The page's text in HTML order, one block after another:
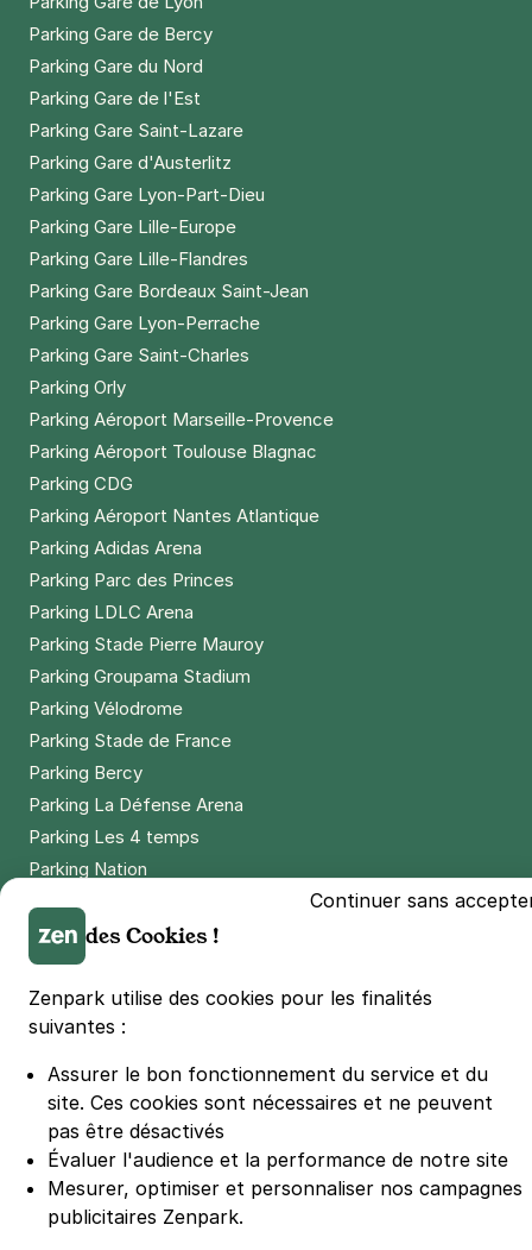
Parking Gare de Bercy
Parking Gare du Nord
Parking Gare de l'Est
Parking Gare Saint-Lazare
Parking Gare d'Austerlitz
Parking Gare Lyon-Part-Dieu
Parking Gare Lille-Europe
Parking Gare Lille-Flandres
Parking Gare Bordeaux Saint-Jean
Parking Gare Lyon-Perrache
Parking Gare Saint-Charles
Parking Orly
Parking Aéroport Marseille-Provence
Parking Aéroport Toulouse Blagnac
Parking CDG
Parking Aéroport Nantes Atlantique
Parking Adidas Arena
Parking Parc des Princes
Parking LDLC Arena
Parking Stade Pierre Mauroy
Parking Groupama Stadium
Parking Vélodrome
Parking Stade de France
Parking Bercy
Parking La Défense Arena
Parking Les 4 temps
Parking Nation
Parking Lille Grand Palais
Parking Euralille
Parking Casino Barrière Lille
🌍 Passer de 130 à 110 km/h sur autoroute réduit votre
consommation de 20%
#SeDéplacerMoinsPolluer
© Zenpark 2012 - 2026 - Tous droits réservés - Fabriqué avec soin à
Rennes et Paris
Continuer sans
des Cookies !
Zenpark utilise des cookies pour les finalités
suivantes :
Assurer le bon fonctionnement du service et du
site. Ces cookies sont nécessaires et ne peuvent
pas être désactivés
Évaluer l'audience et la performance de notre site
Mesurer, optimiser et personnaliser nos campagnes
publicitaires Zenpark.